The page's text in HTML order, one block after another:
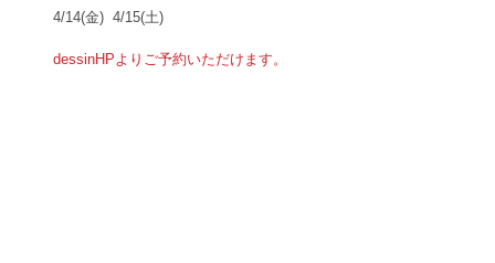
4/14(金)  4/15(土)
dessinHPよりご予約いただけます。